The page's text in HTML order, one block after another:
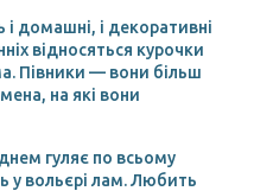
домашні, і декоративні
відносяться курочки
Півники — вони більш
на які вони
гуляє по всьому
у вольєрі лам. Любить